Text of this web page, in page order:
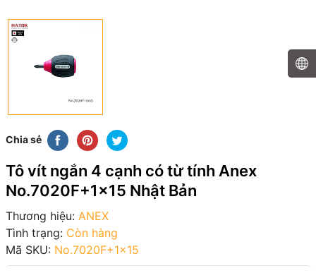
Chia sẻ
Tô vít ngắn 4 cạnh có từ tính Anex
No.7020F+1x15 Nhật Bản
Thương hiệu: ANEX
Tình trạng: Còn hàng
Mã SKU: No.7020F+1x15